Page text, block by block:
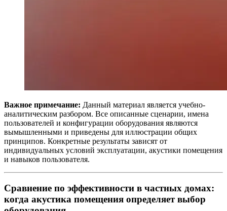
Важное примечание: Данный материал является учебно-
аналитическим разбором. Все описанные сценарии, имена
пользователей и конфигурации оборудования являются
вымышленными и приведены для иллюстрации общих
принципов. Конкретные результаты зависят от
индивидуальных условий эксплуатации, акустики помещения
и навыков пользователя.
Сравнение по эффективности в частных домах:
когда акустика помещения определяет выбор